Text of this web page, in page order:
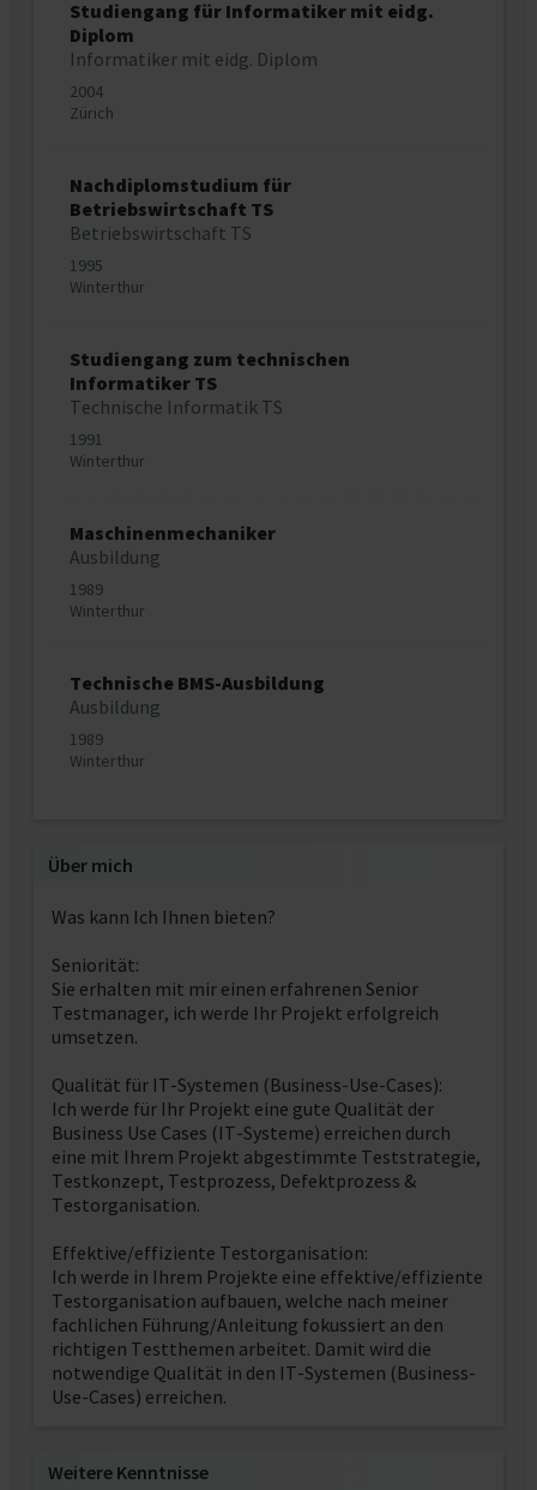
Studiengang für Informatiker mit eidg.
Diplom
Informatiker mit eidg. Diplom
2004
Zürich
Nachdiplomstudium für
Betriebswirtschaft TS
Betriebswirtschaft TS
1995
Winterthur
Studiengang zum technischen
Informatiker TS
Technische Informatik TS
1991
Winterthur
Maschinenmechaniker
Ausbildung
1989
Winterthur
Technische BMS-Ausbildung
Ausbildung
1989
Winterthur
Über mich
Was kann Ich Ihnen bieten?
Seniorität:
Sie erhalten mit mir einen erfahrenen Senior
Testmanager, ich werde Ihr Projekt erfolgreich
umsetzen.
Qualität für IT-Systemen (Business-Use-Cases):
Ich werde für Ihr Projekt eine gute Qualität der
Business Use Cases (IT-Systeme) erreichen durch
eine mit Ihrem Projekt abgestimmte Teststrategie,
Testkonzept, Testprozess, Defektprozess &
Testorganisation.
Effektive/effiziente Testorganisation:
Ich werde in Ihrem Projekte eine effektive/effiziente
Testorganisation aufbauen, welche nach meiner
fachlichen Führung/Anleitung fokussiert an den
richtigen Testthemen arbeitet. Damit wird die
notwendige Qualität in den IT-Systemen (Business-
Use-Cases) erreichen.
Weitere Kenntnisse